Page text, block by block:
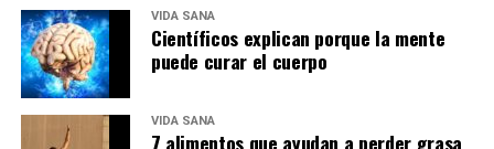
VIDA SANA
Científicos explican porque la mente
puede curar el cuerpo
VIDA SANA
7 alimentos que ayudan a perder grasa